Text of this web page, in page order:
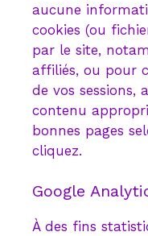
aucune
cookies (ou
par le site,
affiliés, ou pour
de vos sessions,
contenu
bonnes pages
cliquez.
Google
À des fins